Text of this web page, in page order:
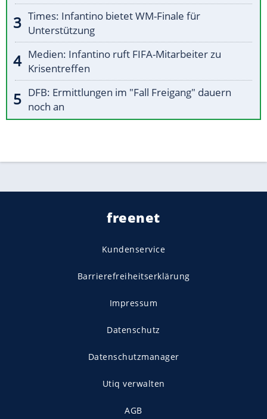
Times: Infantino bietet WM-Finale für
Unterstützung
Medien: Infantino ruft FIFA-Mitarbeiter zu
Krisentreffen
DFB: Ermittlungen im "Fall Freigang" dauern
noch an
freenet
Kundenservice
Barrierefreiheitserklärung
Impressum
Datenschutz
Datenschutzmanager
Utiq verwalten
AGB